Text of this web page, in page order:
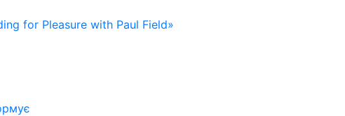
for Pleasure with Paul Field»